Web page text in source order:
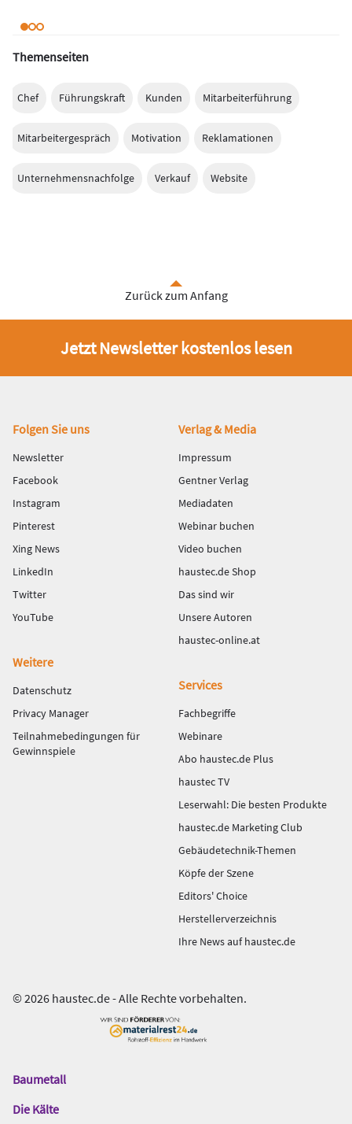
Themenseiten
Chef Führungskraft Kunden Mitarbeiterführung
Mitarbeitergespräch Motivation Reklamationen
Unternehmensnachfolge Verkauf Website
Zurück zum Anfang
Jetzt Newsletter kostenlos lesen
Fußbereich
Folgen Sie uns
Newsletter
Facebook
Instagram
Pinterest
Xing News
LinkedIn
Twitter
YouTube
Verlag & Media
Impressum
Gentner Verlag
Mediadaten
Webinar buchen
Video buchen
haustec.de Shop
Das sind wir
Unsere Autoren
haustec-online.at
Weitere
Datenschutz
Privacy Manager
Teilnahmebedingungen für
Gewinnspiele
Services
Fachbegriffe
Webinare
Abo haustec.de Plus
haustec TV
Leserwahl: Die besten Produkte
haustec.de Marketing Club
Gebäudetechnik-Themen
Köpfe der Szene
Editors' Choice
Herstellerverzeichnis
Ihre News auf haustec.de
© 2026 haustec.de - Alle Rechte vorbehalten.
Das
Gentner
Baumetall
Die Kälte